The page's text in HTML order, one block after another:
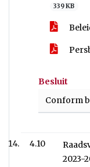
339 KB
Besluit
Conform
4.10
2023-